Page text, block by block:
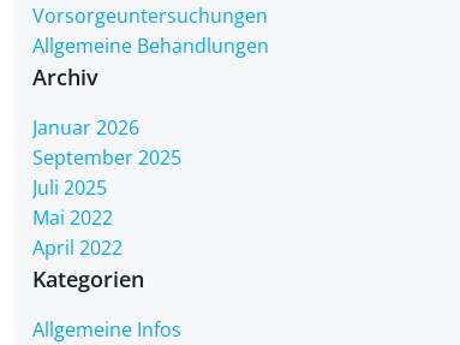
Vorsorgeuntersuchungen
Allgemeine Behandlungen
Archiv
Januar 2026
September 2025
Juli 2025
Mai 2022
April 2022
Kategorien
Allgemeine Infos